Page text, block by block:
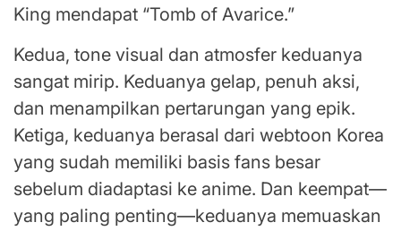
King mendapat “Tomb of Avarice.”
Kedua, tone visual dan atmosfer keduanya
sangat mirip. Keduanya gelap, penuh aksi,
dan menampilkan pertarungan yang epik.
Ketiga, keduanya berasal dari webtoon Korea
yang sudah memiliki basis fans besar
sebelum diadaptasi ke anime. Dan keempat—
yang paling penting—keduanya memuaskan